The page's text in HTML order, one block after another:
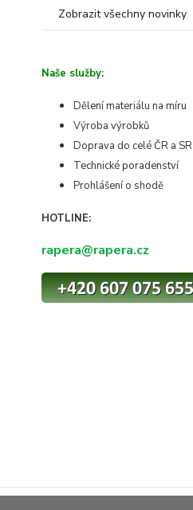
Zobrazit všechny novinky
Naše služby:
Dělení materiálu na míru
Výroba výrobků
Doprava do celé ČR a SR
Technické poradenství
Prohlášení o shodě
HOTLINE:
rapera@rapera.cz